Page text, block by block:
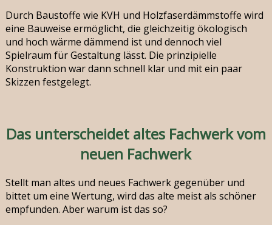
Durch Baustoffe wie KVH und Holzfaserdämmstoffe wird
eine Bauweise ermöglicht, die gleichzeitig ökologisch
und hoch wärme dämmend ist und dennoch viel
Spielraum für Gestaltung lässt. Die prinzipielle
Konstruktion war dann schnell klar und mit ein paar
Skizzen festgelegt.
Das unterscheidet altes Fachwerk vom
neuen Fachwerk
Stellt man altes und neues Fachwerk gegenüber und
bittet um eine Wertung, wird das alte meist als schöner
empfunden. Aber warum ist das so?